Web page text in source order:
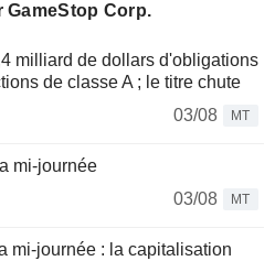
GameStop Corp.
milliard de dollars d'obligations
de classe A ; le titre chute
03/08
MT
mi-journée
03/08
MT
mi-journée : la capitalisation